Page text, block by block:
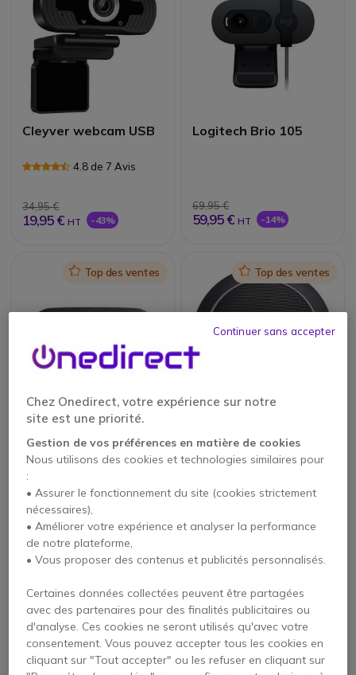
Cleyver webcam USB
4.8 de 7 Avis
34,95 €
19,95 € HT -43%
Logitech Brio 105
69,95 €
59,95 € HT -14%
IconTop des ventes
Poly - Sync 20 UC
USB-A
4.8 de 3 Avis
139,95 €
79,95 € HT -43%
IconTop des ventes
4.5 de 2 Avis
84,95 €
IconTop des ventes
Chez Onedirect, votre expérience sur notre
site est une priorité.
Gestion de vos préférences en matière de cookies
Nous utilisons des cookies et technologies similaires pour
:
• Assurer le fonctionnement du site (cookies strictement
nécessaires),
• Améliorer votre expérience et analyser la performance
de notre plateforme,
• Vous proposer des contenus et publicités personnalisés.
Certaines données collectées peuvent être partagées
avec des partenaires pour des finalités publicitaires ou
d'analyse. Ces cookies ne seront utilisés qu'avec votre
consentement. Vous pouvez accepter tous les cookies en
cliquant sur "Tout accepter" ou les refuser en cliquant sur
Continuer sans accepter